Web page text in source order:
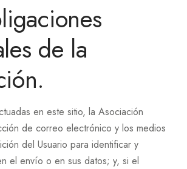
de la
en este sitio, la Asociación
de correo electrónico y los medios
del Usuario para identificar y
el envío o en sus datos; y, si el